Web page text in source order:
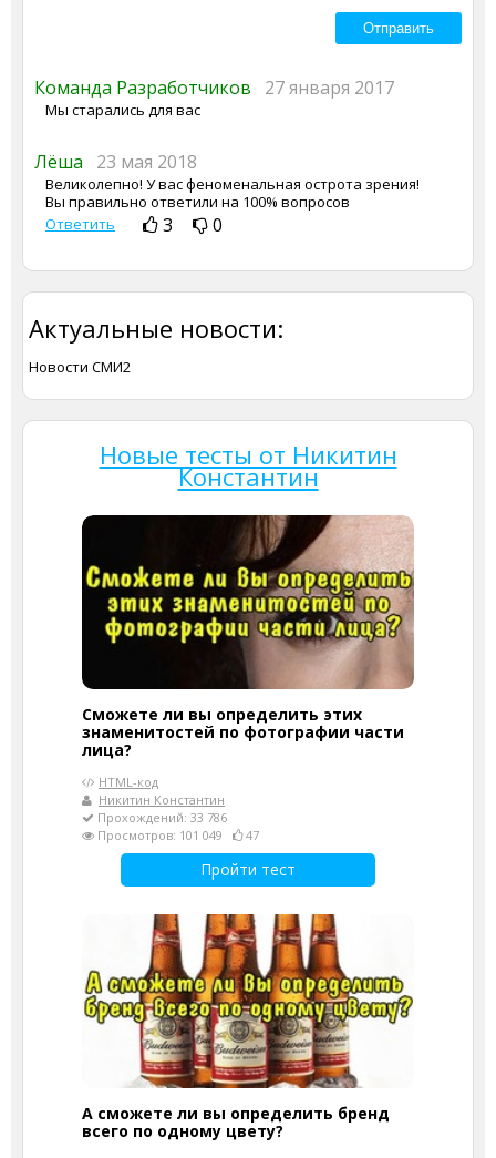
Команда Разработчиков 27 января 2017
Мы старались для вас
Лёша 23 мая 2018
Великолепно! У вас феноменальная острота зрения!
Вы правильно ответили на 100% вопросов
Ответить
3 0
Актуальные новости:
Новости СМИ2
Новые тесты от Никитин
Константин
Сможете ли вы определить этих
знаменитостей по фотографии части
лица?
HTML-код
Никитин Константин
Прохождений: 33 786
Просмотров: 101 049
47
Пройти тест
А сможете ли вы определить бренд
всего по одному цвету?